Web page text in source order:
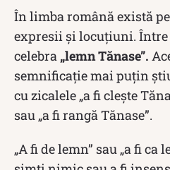
În limba română există
expresii și locuțiuni. Între
celebra „lemn Tănase”.
semnificație mai puțin
cu zicalele „a fi cleşte
sau „a fi rangă Tănase”.
„A fi de lemn” sau „a fi